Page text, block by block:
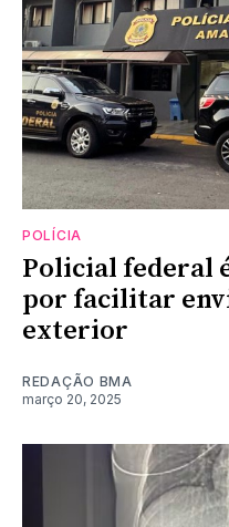
POLÍCIA
Policial federal
por facilitar
exterior
REDAÇÃO BMA
março 20, 2025